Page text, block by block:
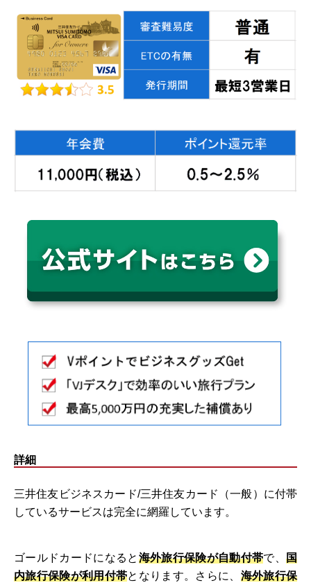
詳細
三井住友ビジネスカード/三井住友カード（一般）に付帯
しているサービスは完全に網羅しています。
ゴールドカードになると 海外旅行保険が自動付帯で、国
内旅行保険が利用付帯となります。さらに、 海外旅行保